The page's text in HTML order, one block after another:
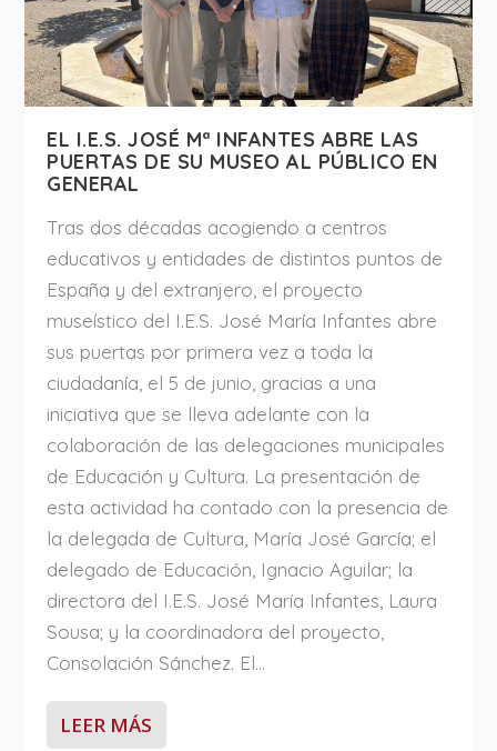
EL I.E.S. JOSÉ Mª INFANTES ABRE LAS
PUERTAS DE SU MUSEO AL PÚBLICO EN
GENERAL
Tras dos décadas acogiendo a centros
educativos y entidades de distintos puntos de
España y del extranjero, el proyecto
museístico del I.E.S. José María Infantes abre
sus puertas por primera vez a toda la
ciudadanía, el 5 de junio, gracias a una
iniciativa que se lleva adelante con la
colaboración de las delegaciones municipales
de Educación y Cultura. La presentación de
esta actividad ha contado con la presencia de
la delegada de Cultura, María José García; el
delegado de Educación, Ignacio Aguilar; la
directora del I.E.S. José María Infantes, Laura
Sousa; y la coordinadora del proyecto,
Consolación Sánchez. El...
LEER MÁS